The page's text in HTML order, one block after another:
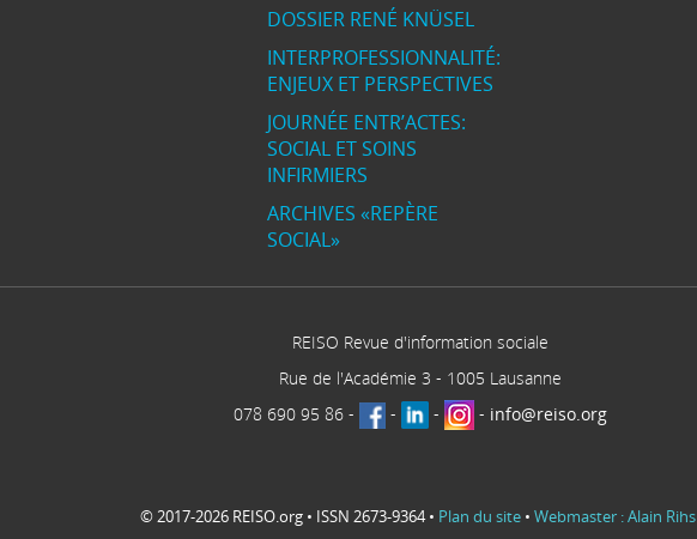
DOSSIER RENÉ KNÜSEL
INTERPROFESSIONNALITÉ:
ENJEUX ET PERSPECTIVES
JOURNÉE ENTR’ACTES:
SOCIAL ET SOINS
INFIRMIERS
ARCHIVES «REPÈRE
SOCIAL»
REISO Revue d'information sociale
Rue de l'Académie 3 - 1005 Lausanne
078 690 95 86 - - - - info@reiso.org
© 2017-2026 REISO.org • ISSN 2673-9364 • Plan du site • Webmaster : Alain Rihs